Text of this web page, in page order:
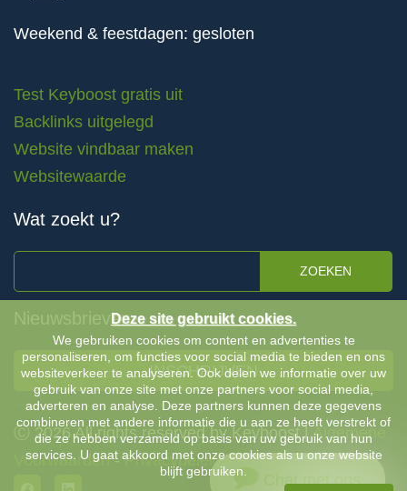
Weekend & feestdagen: gesloten
Test Keyboost gratis uit
Backlinks uitgelegd
Website vindbaar maken
Websitewaarde
Wat zoekt u?
ZOEKEN
Nieuwsbrieven
INSCHRIJVEN
Ⓒ 2026 All rights reserved by Keyboost |Algemene
Voorwaarden-Privacybeleid
Chat met ons
Deze site gebruikt cookies.
We gebruiken cookies om content en advertenties te
personaliseren, om functies voor social media te bieden en ons
websiteverkeer te analyseren. Ook delen we informatie over uw
gebruik van onze site met onze partners voor social media,
adverteren en analyse. Deze partners kunnen deze gegevens
combineren met andere informatie die u aan ze heeft verstrekt of
die ze hebben verzameld op basis van uw gebruik van hun
services. U gaat akkoord met onze cookies als u onze website
blijft gebruiken.